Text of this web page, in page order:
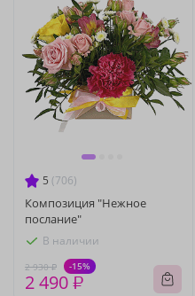
5 (706)
Композиция "Нежное
послание"
В наличии
2 930 ₽ -15%
2 490 ₽